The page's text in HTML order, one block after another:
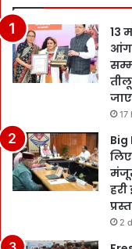
13
17
Big
2